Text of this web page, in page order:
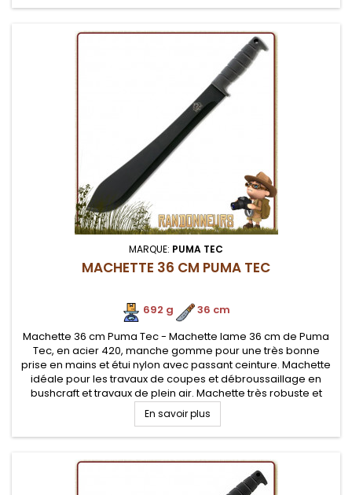
MARQUE: PUMA TEC
MACHETTE 36 CM PUMA TEC
692 g
36 cm
Machette 36 cm Puma Tec - Machette lame 36 cm de Puma
Tec, en acier 420, manche gomme pour une très bonne
prise en mains et étui nylon avec passant ceinture. Machette
idéale pour les travaux de coupes et débroussaillage en
bushcraft et travaux de plein air. Machette très robuste et
ergonomique
En savoir plus